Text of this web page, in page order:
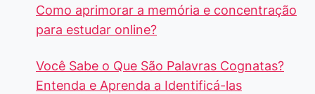
Como aprimorar a memória e concentração
para estudar online?
Você Sabe o Que São Palavras Cognatas?
Entenda e Aprenda a Identificá-las